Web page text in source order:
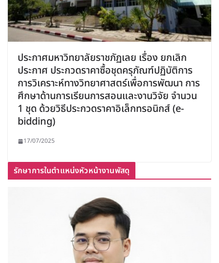
ประกาศมหาวิทยาลัยราชภัฏเลย เรื่อง ยกเลิก
ประกาศ ประกวดราคาซื้อชุดครุภัณฑ์ปฏิบัติการ
การวิเคราะห์ทางวิทยาศาสตร์เพื่อการพัฒนา การ
ศึกษาด้านการเรียนการสอนและงานวิจัย จำนวน
1 ชุด ด้วยวิธีประกวดราคาอิเล็กทรอนิกส์ (e-
bidding)
17/07/2025
รักษาการในตำแหน่งหัวหน้างานพัสดุ